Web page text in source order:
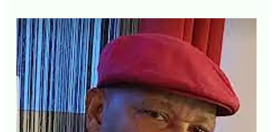
E-mail*
J'acceptel'accord de confidentialité